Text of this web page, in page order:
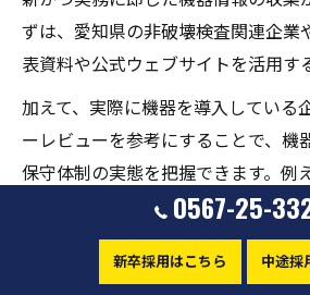
ずは、愛知県の非破壊検査関連企業
表資料や公式ウェブサイトを活用す
加えて、実際に機器を導入している
ーレビューを参考にすることで、機
保守体制の実態を把握できます。例
検査会社が提供するセミナーや展示
も、最新動向を直接得られる貴重な
こうした多角的な情報収集は、研修
0567-25-
新卒採用はこちら 中途採